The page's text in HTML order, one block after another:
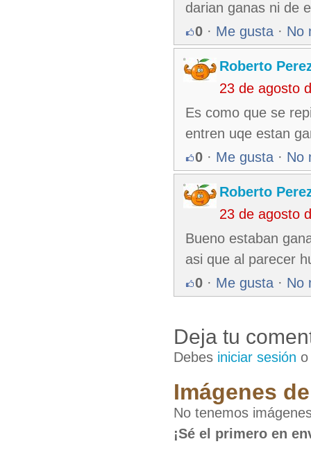
darian ganas ni de
0 · Me gusta · No
Roberto
23 de agosto
Es como que se
entren uqe estan
0 · Me gusta · No
Roberto
23 de agosto
Bueno estaban
asi que al parecer
0 · Me gusta · No
Deja tu
Debes iniciar sesión
Imágenes
No tenemos
¡Sé el primero en